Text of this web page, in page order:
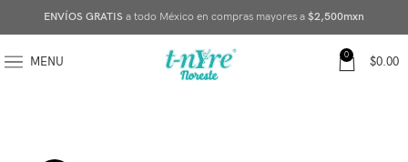
ENVÍOS GRATIS a todo México en compras mayores a $2,500mxn
MENU 0 $0.00